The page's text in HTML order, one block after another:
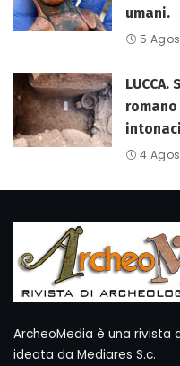
umani.
5
4
ArcheoMedia è una rivista
ideata da Mediares S.c.